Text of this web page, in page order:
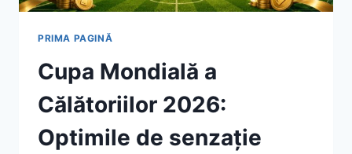
PRIMA PAGINĂ
Cupa Mondială a
Călătoriilor 2026:
Optimile de senzație